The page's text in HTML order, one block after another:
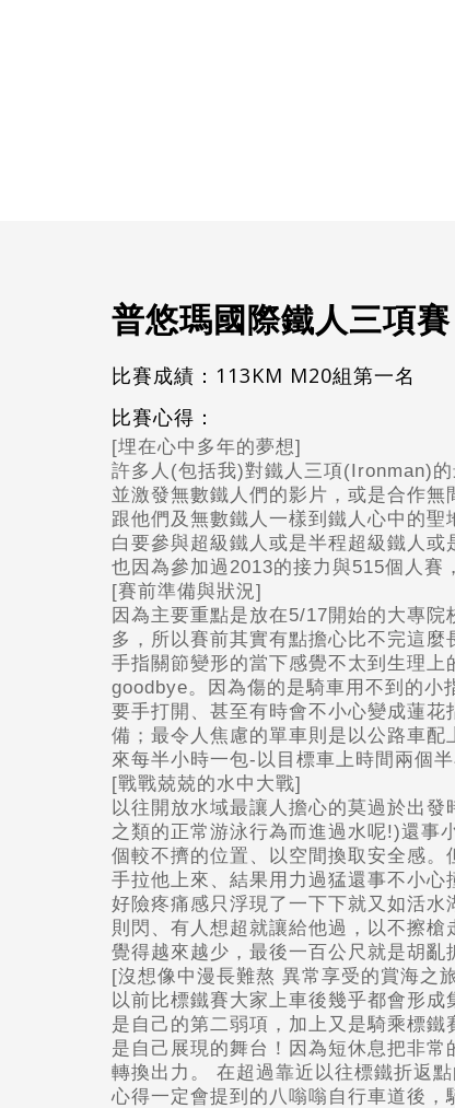
普悠瑪國際鐵人三項賽
比賽成績：113KM M20組第一名
比賽心得：
[埋在心中多年的夢想]
許多人(包括我)對鐵人三項(Ironman)
並激發無數鐵人們的影片，或是合作
跟他們及無數鐵人一樣到鐵人心中的
白要參與超級鐵人或是半程超級鐵人或
也因為參加過2013的接力與515個人賽
[賽前準備與狀況]
因為主要重點是放在5/17開始的大專
多，所以賽前其實有點擔心比不完這
手指關節變形的當下感覺不太到生理
goodbye。因為傷的是騎車用不到的小
要手打開、甚至有時會不小心變成蓮
備；最令人焦慮的單車則是以公路車
來每半小時一包-以目標車上時間兩個
[戰戰兢兢的水中大戰]
以往開放水域最讓人擔心的莫過於出
之類的正常游泳行為而進過水呢!)還事
個較不擠的位置、以空間換取安全感
手拉他上來、結果用力過猛還事不小
好險疼痛感只浮現了一下下就又如活
則閃、有人想超就讓給他過，以不擦
覺得越來越少，最後一百公尺就是胡
[沒想像中漫長難熬 異常享受的賞海之
以前比標鐵賽大家上車後幾乎都會形
是自己的第二弱項，加上又是騎乘標
是自己展現的舞台！因為短休息把非
轉換出力。 在超過靠近以往標鐵折返
心得一定會提到的八嗡嗡自行車道後